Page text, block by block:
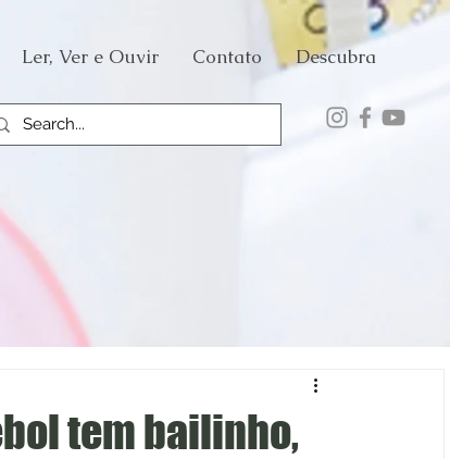
Ler, Ver e Ouvir Contato Descubra
tem bailinho,